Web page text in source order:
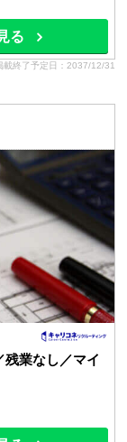
る
載終了予定日：2037/12/31
業なし／マイ